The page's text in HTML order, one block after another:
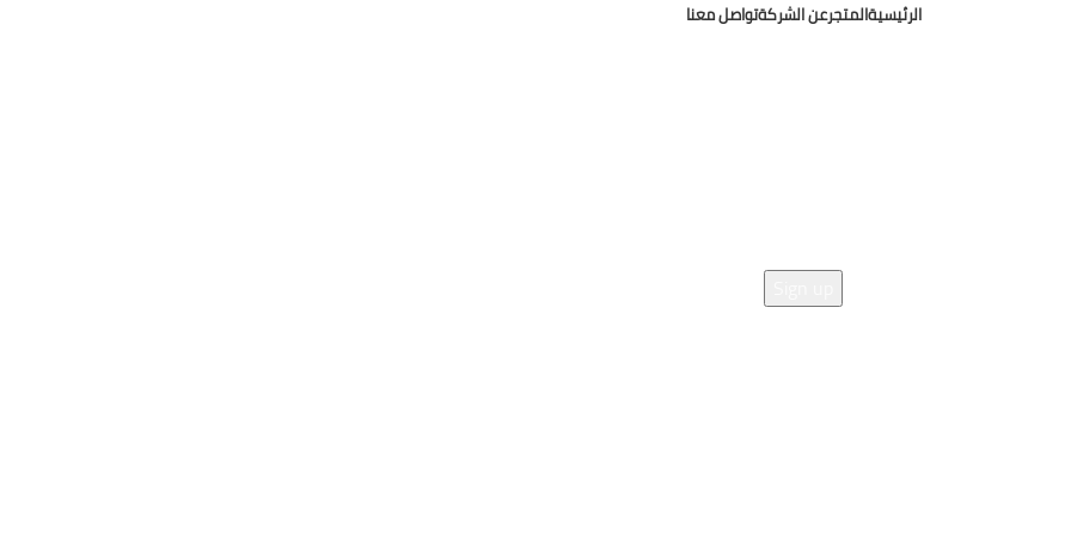
الرئيسيةالمتجرعن الشركةتواصل معنا